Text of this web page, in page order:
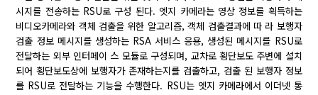
시지를 전송하는 RSU로 구성 된다. 엣지 카메라는 영상 정보를 획득하는
비디오카메라와 객체 검출을 위한 알고리즘, 객체 검출결과에 따 라 보행자
검출 정보 메시지를 생성하는 RSA 서비스 응용, 생성된 메시지를 RSU로
전달하는 외부 인터페이 스 모듈로 구성되며, 교차로 횡단보도 주변에 설치
되어 횡단보도상에 보행자가 존재하는지를 검출하고, 검출 된 보행자 정보
를 RSU로 전달하는 기능을 수행한다. RSU는 엣지 카메라에서 이더넷 통